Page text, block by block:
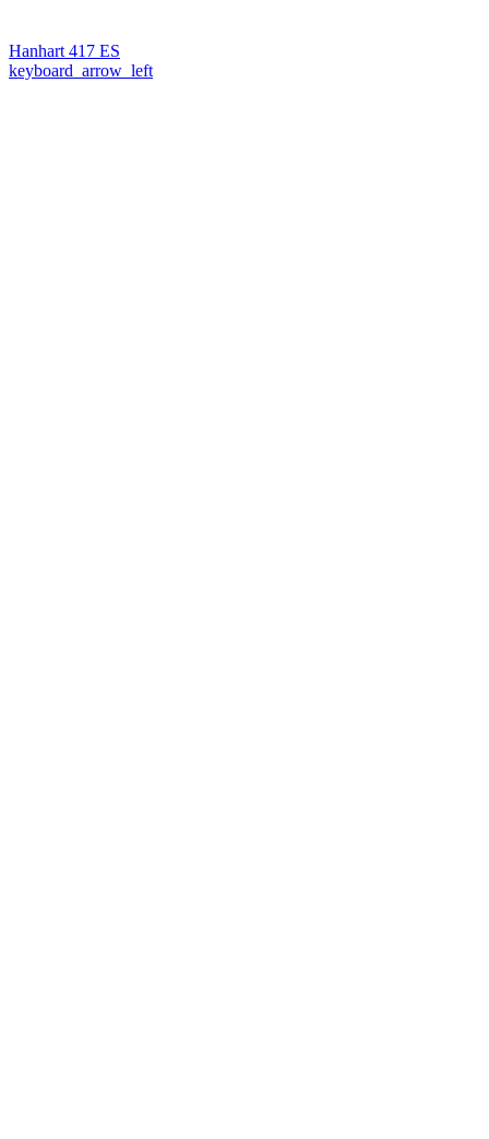
Hanhart 417 ES
keyboard_arrow_left